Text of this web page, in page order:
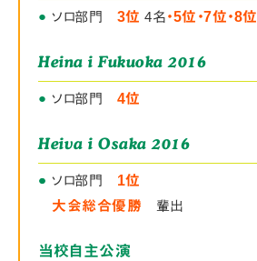
● ソロ部門 3位 4名・5位・7位・8位
Heina i Fukuoka 2016
● ソロ部門 4位
Heiva i Osaka 2016
● ソロ部門 1位
●
大会総合優勝 輩出
当校自主公演